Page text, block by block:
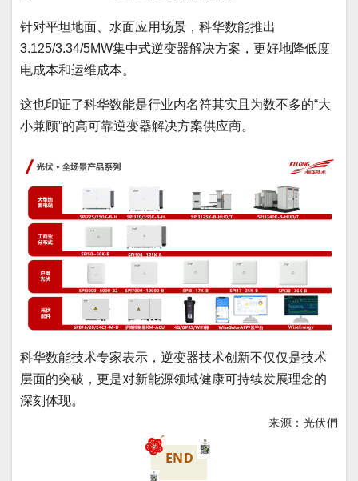
针对平坦地面、水面应用场景，科华数能推出
3.125/3.34/5MW集中式逆变器解决方案，更好地降低度
电成本和运维成本。
这也印证了科华数能是行业内名符其实且为数不多的“大
小兼顾”的高可靠逆变器解决方案供应商。
科华数能技术专家表示，逆变器技术创新不仅仅是技术
层面的突破，更是对新能源领域健康可持续发展理念的
深刻体现。
来源： 光伏們
END